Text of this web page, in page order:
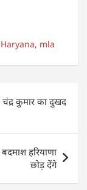
Haryana, mla
चंद्र कुमार का दुखद
हरियाणा
छोड़ देंगे